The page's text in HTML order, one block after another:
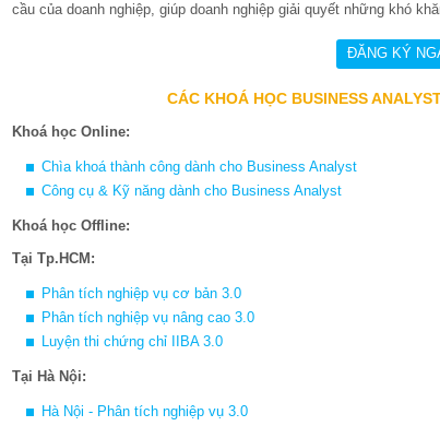
cầu của doanh nghiệp, giúp doanh nghiệp giải quyết những khó
CÁC KHOÁ HỌC BUSINESS
Khoá học Online:
Chìa khoá thành công dành cho Business Analyst
Công cụ & Kỹ năng dành cho Business Analyst
Khoá học Offline:
Tại Tp.HCM:
Phân tích nghiệp vụ cơ bản 3.0
Phân tích nghiệp vụ nâng cao 3.0
Luyện thi chứng chỉ IIBA 3.0
Tại Hà Nội:
Hà Nội - Phân tích nghiệp vụ 3.0